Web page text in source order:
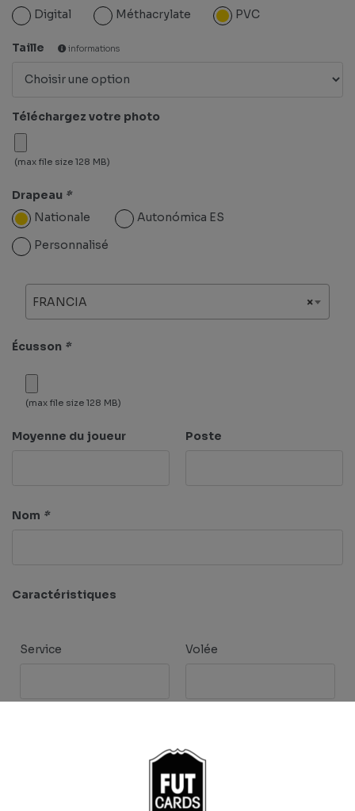
Digital Méthacrylate PVC
Taille informations
Téléchargez votre photo
(max file size 128 MB)
Drapeau *
Nationale
Autonómica ES
Personnalisé
×
FRANCIA
Écusson *
(max file size 128 MB)
Moyenne du joueur Poste
Nom *
Caractéristiques
Service Volée